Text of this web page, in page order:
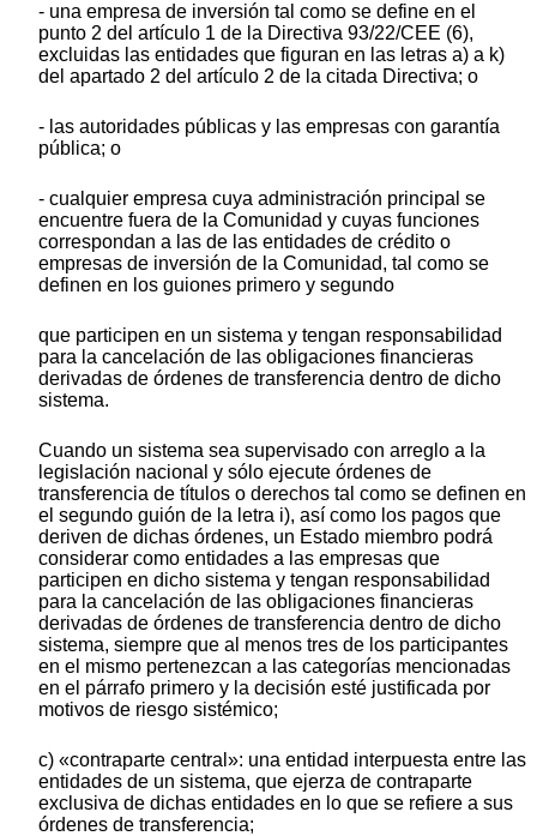
- una empresa de inversión tal como se define en el
punto 2 del artículo 1 de la Directiva 93/22/CEE (6),
excluidas las entidades que figuran en las letras a) a k)
del apartado 2 del artículo 2 de la citada Directiva; o
- las autoridades públicas y las empresas con garantía
pública; o
- cualquier empresa cuya administración principal se
encuentre fuera de la Comunidad y cuyas funciones
correspondan a las de las entidades de crédito o
empresas de inversión de la Comunidad, tal como se
definen en los guiones primero y segundo
que participen en un sistema y tengan responsabilidad
para la cancelación de las obligaciones financieras
derivadas de órdenes de transferencia dentro de dicho
sistema.
Cuando un sistema sea supervisado con arreglo a la
legislación nacional y sólo ejecute órdenes de
transferencia de títulos o derechos tal como se definen en
el segundo guión de la letra i), así como los pagos que
deriven de dichas órdenes, un Estado miembro podrá
considerar como entidades a las empresas que
participen en dicho sistema y tengan responsabilidad
para la cancelación de las obligaciones financieras
derivadas de órdenes de transferencia dentro de dicho
sistema, siempre que al menos tres de los participantes
en el mismo pertenezcan a las categorías mencionadas
en el párrafo primero y la decisión esté justificada por
motivos de riesgo sistémico;
c) «contraparte central»: una entidad interpuesta entre las
entidades de un sistema, que ejerza de contraparte
exclusiva de dichas entidades en lo que se refiere a sus
órdenes de transferencia;